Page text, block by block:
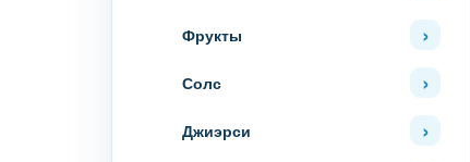
Фрукты
Солс
Джиэрси